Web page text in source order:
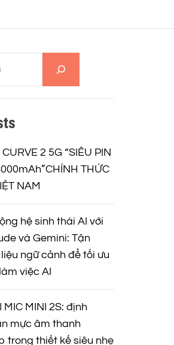
d
2 5G “SIÊU PIN
THỨC
NAM
hệ sinh thái AI với
và Gemini: Tận
ngữ cảnh để tối ưu
việc AI
MINI 2S: định
mực âm thanh
trong thiết kế siêu nhẹ